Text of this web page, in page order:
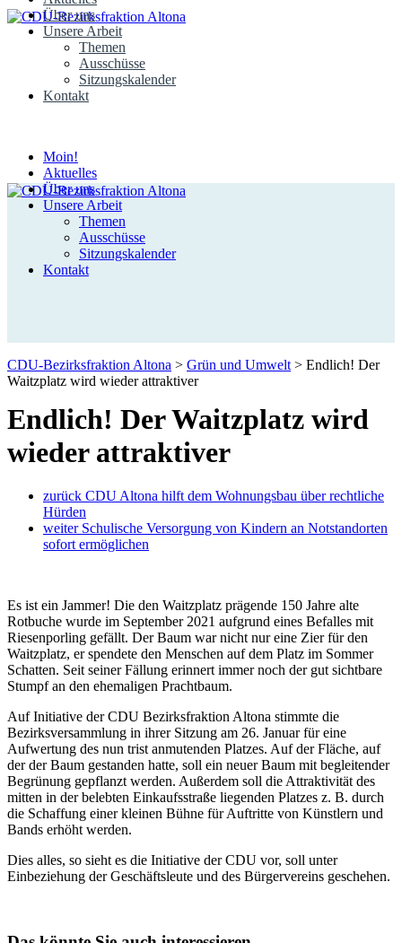
Über uns
Unsere Arbeit
Themen
Ausschüsse
Sitzungskalender
Kontakt
Moin!
Aktuelles
Über uns
Unsere Arbeit
Themen
Ausschüsse
Sitzungskalender
Kontakt
CDU-Bezirksfraktion Altona > Grün und Umwelt > Endlich! Der
Waitzplatz wird wieder attraktiver
Endlich! Der Waitzplatz wird
wieder attraktiver
zurück CDU Altona hilft dem Wohnungsbau über rechtliche
Hürden
weiter Schulische Versorgung von Kindern an Notstandorten
sofort ermöglichen
Es ist ein Jammer! Die den Waitzplatz prägende 150 Jahre alte
Rotbuche wurde im September 2021 aufgrund eines Befalles mit
Riesenporling gefällt. Der Baum war nicht nur eine Zier für den
Waitzplatz, er spendete den Menschen auf dem Platz im Sommer
Schatten. Seit seiner Fällung erinnert immer noch der gut sichtbare
Stumpf an den ehemaligen Prachtbaum.
Auf Initiative der CDU Bezirksfraktion Altona stimmte die
Bezirksversammlung in ihrer Sitzung am 26. Januar für eine
Aufwertung des nun trist anmutenden Platzes. Auf der Fläche, auf
der der Baum gestanden hatte, soll ein neuer Baum mit begleitender
Begrünung gepflanzt werden. Außerdem soll die Attraktivität des
mitten in der belebten Einkaufsstraße liegenden Platzes z. B. durch
die Schaffung einer kleinen Bühne für Auftritte von Künstlern und
Bands erhöht werden.
Dies alles, so sieht es die Initiative der CDU vor, soll unter
Einbeziehung der Geschäftsleute und des Bürgervereins geschehen.